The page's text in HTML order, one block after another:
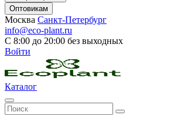
Оптовикам
Москва Санкт-Петербург
info@eco-plant.ru
С 8:00 до 20:00 без выходных
Войти
Каталог